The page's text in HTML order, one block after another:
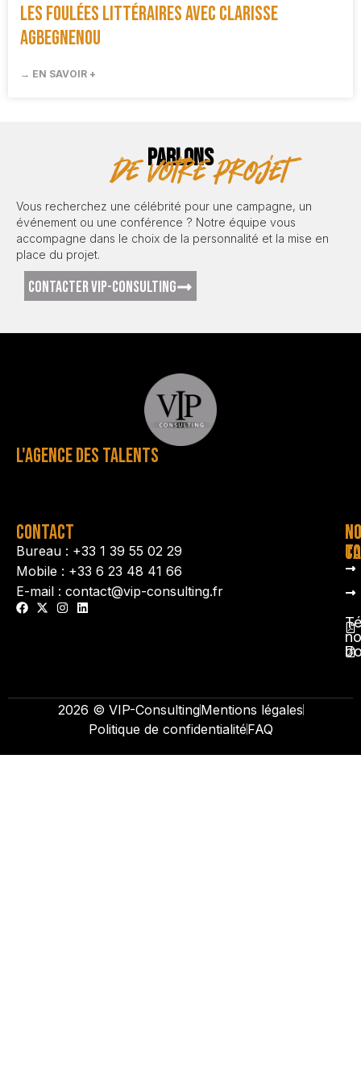
Les foulées littéraires avec Clarisse
Agbegnenou
→ EN SAVOIR +
PARLONS
de votre projet
Vous recherchez une célébrité pour une campagne, un
événement ou une conférence ? Notre équipe vous
accompagne dans le choix de la personnalité et la mise en
place du projet.
CONTACTER VIP-CONSULTING
L'AGENCE DES TALENTS
CONTACT
Bureau : +33 1 39 55 02 29
Mobile : +33 6 23 48 41 66
E-mail : contact@vip-consulting.fr
2026 © VIP-ConsultingMentions légales
Politique de confidentialitéFAQ